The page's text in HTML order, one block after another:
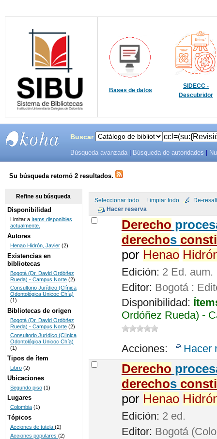
Bases de datos
SIDECC -
Descubridor
SISTEMAS
DE
BIBLIOTECAS
UNICOC
Buscar
Búsqueda avanzada Búsqueda de autoridades
Su búsqueda retornó 2 resultados.
Seleccionar todo Limpiar todo De-
Derecho
derechos
por Henao
Edición: 2 Ed. aum.
Editor: Bogotá :
Disponibilidad:
Ordóñez Rueda) -
Acciones: Hacer
Derecho
derechos
por Henao
Edición: 2 ed.
Editor: Bogotá
Refine su búsqueda
Disponibilidad
Limitar a ítems disponibles
actualmente.
Autores
Henao Hidrón, Javier (2)
Existencias en
bibliotecas
Bogotá (Dr. David Ordóñez
Rueda) - Campus Norte (2)
Consultorio Jurídico (Clínica
Odontológica Unicoc Chía)
(1)
Bibliotecas de origen
Bogotá (Dr. David Ordóñez
Rueda) - Campus Norte (2)
Consultorio Jurídico (Clínica
Odontológica Unicoc Chía)
(1)
Tipos de ítem
Libro (2)
Ubicaciones
Segundo piso (1)
Lugares
Colombia (1)
Tópicos
Acciones de tutela (2)
Acciones populares (2)